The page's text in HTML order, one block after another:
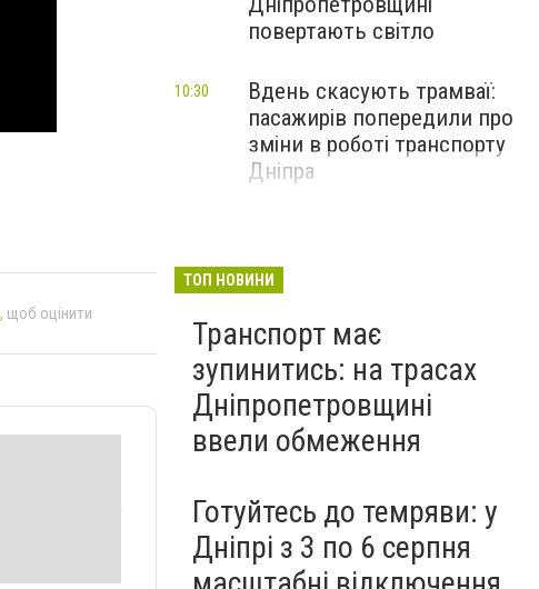
, щоб оцінити
повертають світло
Вдень скасують трамваї:
пасажирів попередили про
зміни в роботі транспорту
Дніпра
10:30
ТОП НОВИНИ
Транспорт має
зупинитись: на трасах
Дніпропетровщині
ввели обмеження
Готуйтесь до темряви: у
Дніпрі з 3 по 6 серпня